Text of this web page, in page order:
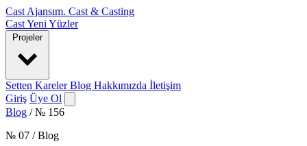
Cast Ajansım. Cast & Casting
CastYeni Yüzler
Projeler
Setten KarelerBlog Hakkımızda İletişim
Giriş Üye Ol
Blog / № 156
№ 07 / Blog